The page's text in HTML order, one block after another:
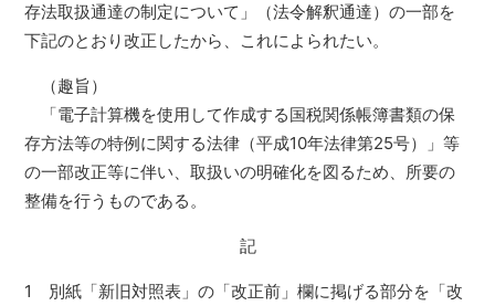
存法取扱通達の制定について」（法令解釈通達）の一部を
下記のとおり改正したから、これによられたい。
（趣旨）
「電子計算機を使用して作成する国税関係帳簿書類の保
存方法等の特例に関する法律（平成10年法律第25号）」等
の一部改正等に伴い、取扱いの明確化を図るため、所要の
整備を行うものである。
記
1 別紙「新旧対照表」の「改正前」欄に掲げる部分を「改